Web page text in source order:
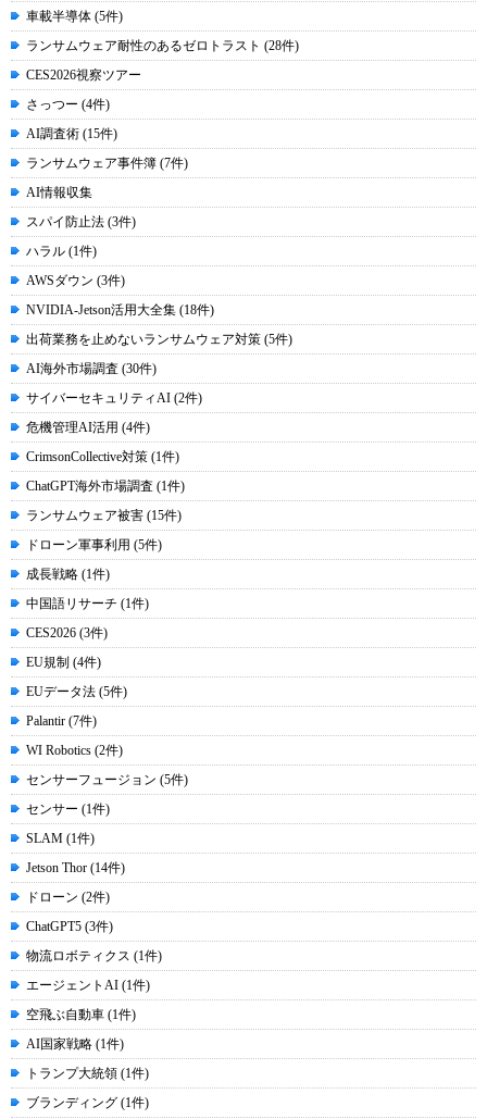
車載半導体 (5件)
ランサムウェア耐性のあるゼロトラスト (28件)
CES2026視察ツアー
さっつー (4件)
AI調査術 (15件)
ランサムウェア事件簿 (7件)
AI情報収集
スパイ防止法 (3件)
ハラル (1件)
AWSダウン (3件)
NVIDIA-Jetson活用大全集 (18件)
出荷業務を止めないランサムウェア対策 (5件)
AI海外市場調査 (30件)
サイバーセキュリティAI (2件)
危機管理AI活用 (4件)
CrimsonCollective対策 (1件)
ChatGPT海外市場調査 (1件)
ランサムウェア被害 (15件)
ドローン軍事利用 (5件)
成長戦略 (1件)
中国語リサーチ (1件)
CES2026 (3件)
EU規制 (4件)
EUデータ法 (5件)
Palantir (7件)
WI Robotics (2件)
センサーフュージョン (5件)
センサー (1件)
SLAM (1件)
Jetson Thor (14件)
ドローン (2件)
ChatGPT5 (3件)
物流ロボティクス (1件)
エージェントAI (1件)
空飛ぶ自動車 (1件)
AI国家戦略 (1件)
トランプ大統領 (1件)
ブランディング (1件)